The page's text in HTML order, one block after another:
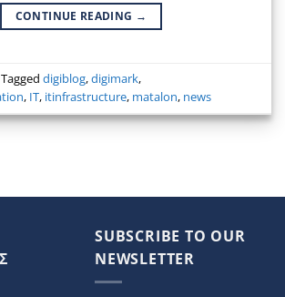
CONTINUE READING →
Taggeddigiblog,digimark,
, IT, itinfrastructure, matalon, news
SUBSCRIBE TO OUR
NEWSLETTER